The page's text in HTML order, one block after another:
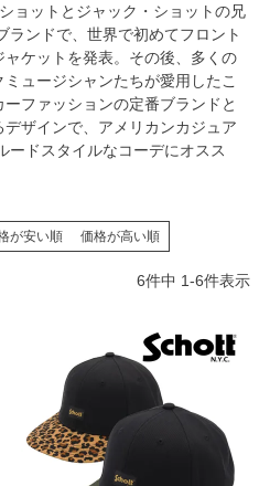
ョットとジャック・ショットの兄
ランドで、世界で初めてフロント
ケットを発表。その後、多くの
ュージシャンたちが愛用したこ
ファッションの定番ブランドと
ザインで、アメリカンカジュア
ードスタイルなコーデにオスス
が安い順 価格が高い順
6件中 1-6件表示